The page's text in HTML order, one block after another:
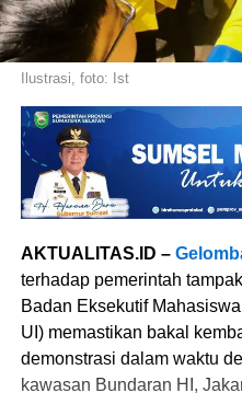
Ilustrasi, foto: Ist
AKTUALITAS.ID –
terhadap pemerintah
Badan Eksekutif
UI) memastikan bakal
demonstrasi dalam waktu
kawasan Bundaran HI,